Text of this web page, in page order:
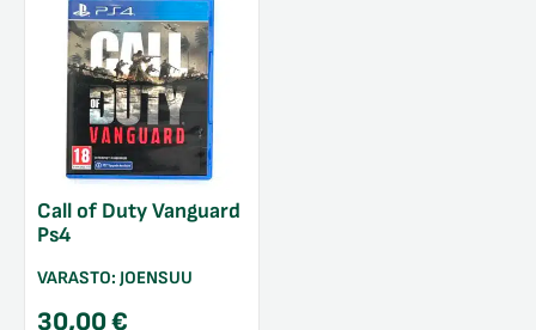
Call of Duty Vanguard
Ps4
VARASTO: JOENSUU
30,00€